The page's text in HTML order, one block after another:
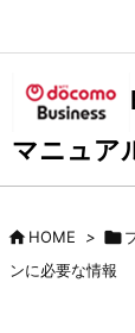
マニュア
HOME > 
ンに必要な情報